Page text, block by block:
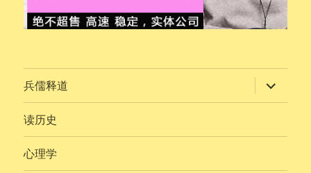
兵儒释道 展
开
子
读历史
心理学